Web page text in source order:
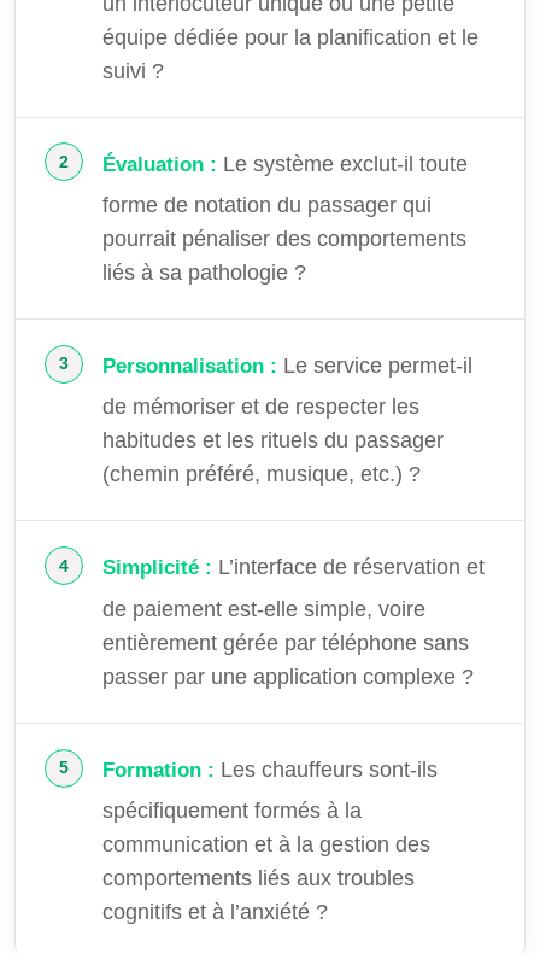
équipe dédiée pour la planification et le
suivi ?
Évaluation : Le système exclut-il toute
forme de notation du passager qui
pourrait pénaliser des comportements
liés à sa pathologie ?
Personnalisation : Le service permet-il
de mémoriser et de respecter les
habitudes et les rituels du passager
(chemin préféré, musique, etc.) ?
Simplicité : L’interface de réservation et
de paiement est-elle simple, voire
entièrement gérée par téléphone sans
passer par une application complexe ?
Formation : Les chauffeurs sont-ils
spécifiquement formés à la
communication et à la gestion des
comportements liés aux troubles
cognitifs et à l’anxiété ?